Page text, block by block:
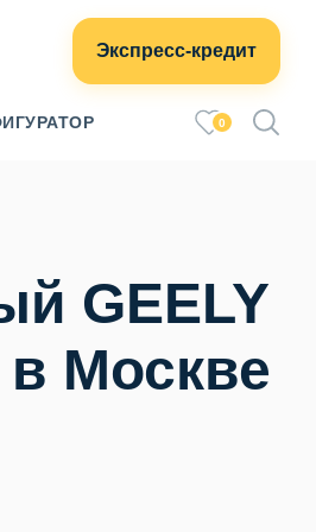
Экспресс-кредит
0
GEELY
в Москве